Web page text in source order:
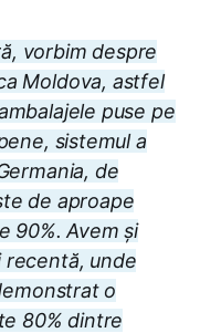
vorbim despre
Moldova, astfel
puse pe
sistemul a
de
de aproape
90%. Avem și
recentă, unde
o
80% dintre